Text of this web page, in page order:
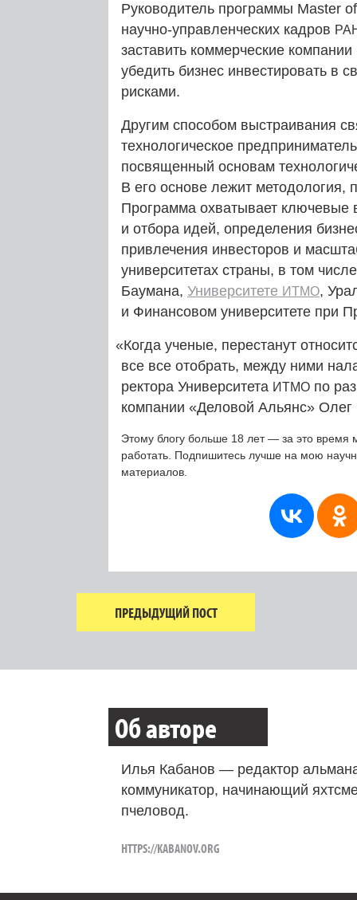
Руководитель программы Master
научно-управленческих кадров
заставить коммерческие
убедить бизнес инвестировать в
рисками.
Другим способом выстраивания
технологическое
посвященный основам
В его основе лежит методология,
Программа охватывает ключевые
и отбора идей, определения
привлечения инвесторов и
университетах страны, в том
Баумана, Университете ИТМО,
и Финансовом университете при
«Когда ученые, перестанут
все все отобрать, между ними
ректора Университета ИТМО по
компании «Деловой Альянс» Олег
Этому блогу больше 18 лет — за это время
работать. Подпишитесь лучше на мою
материалов.
ПРЕДЫДУЩИЙ ПОСТ
Об авторе
Илья Кабанов — редактор
коммуникатор, начинающий
пчеловод.
HTTPS://KABANOV.ORG